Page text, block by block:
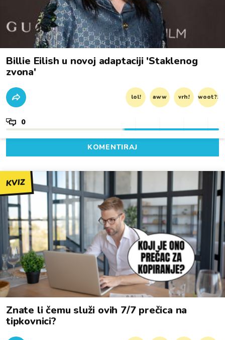
Billie Eilish u novoj adaptaciji 'Staklenog
zvona'
lol! aww vrh! woot?!
0
KOMENTIRAJ
KVIZ
Znate li čemu služi ovih 7/7 prečica na
tipkovnici?